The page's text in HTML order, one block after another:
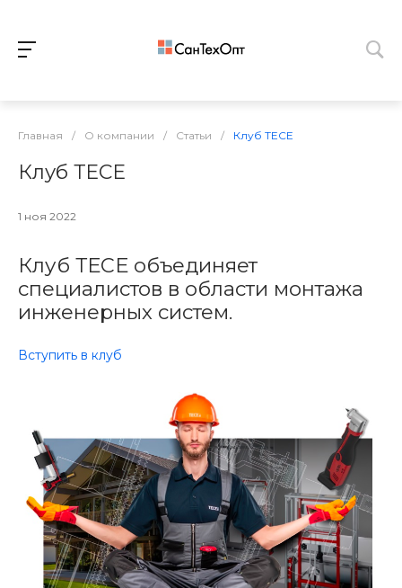
Главная / О компании / Статьи / Клуб ТЕСЕ
Клуб ТЕСЕ
1 ноя 2022
Клуб ТЕСЕ объединяет
специалистов в области монтажа
инженерных систем.
Вступить в клуб